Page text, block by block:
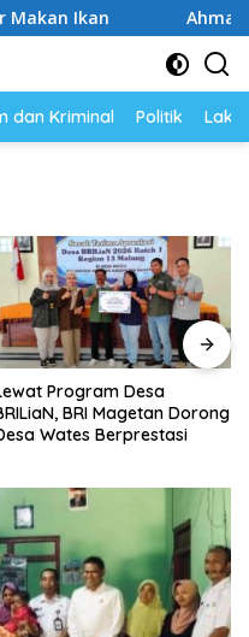
Ahmad
dan Kriminal Politik
Program Desa
BRI Magetan Dorong
Wates Berprestasi